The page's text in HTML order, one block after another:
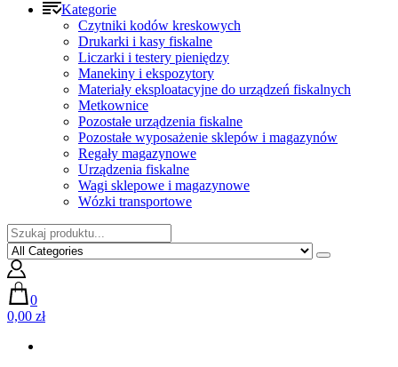
Kategorie
Czytniki kodów kreskowych
Drukarki i kasy fiskalne
Liczarki i testery pieniędzy
Manekiny i ekspozytory
Materiały eksploatacyjne do urządzeń fiskalnych
Metkownice
Pozostałe urządzenia fiskalne
Pozostałe wyposażenie sklepów i magazynów
Regały magazynowe
Urządzenia fiskalne
Wagi sklepowe i magazynowe
Wózki transportowe
0
0,00 zł